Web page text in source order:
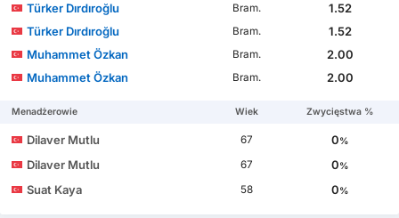
Türker Dırdıroğlu
Bram.
1.52
Türker Dırdıroğlu
Bram.
1.52
Muhammet Özkan
Bram.
2.00
Muhammet Özkan
Bram. 2.00
Menadżerowie Wiek Zwycięstwa %
Dilaver Mutlu 67 0%
Dilaver Mutlu 67 0%
Suat Kaya 58 0%